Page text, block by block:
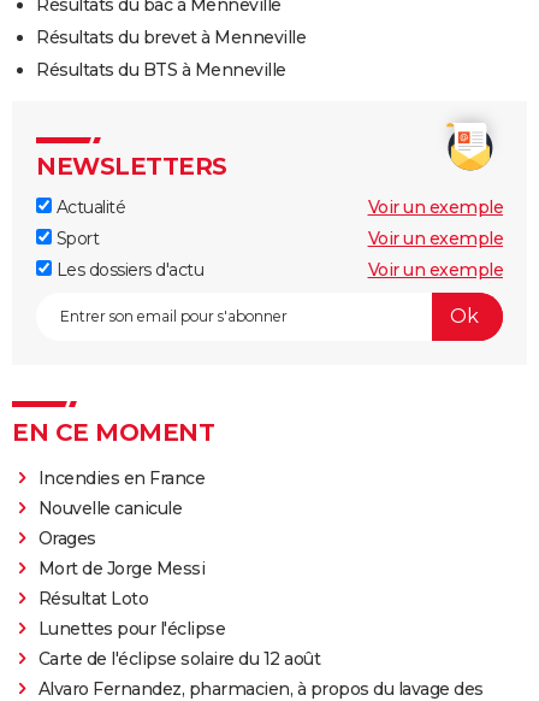
Résultats du bac à Menneville
Résultats du brevet à Menneville
Résultats du BTS à Menneville
NEWSLETTERS
Actualité
Voir un exemple
Sport
Voir un exemple
Les dossiers d'actu
Voir un exemple
EN CE MOMENT
Incendies en France
Nouvelle canicule
Orages
Mort de Jorge Messi
Résultat Loto
Lunettes pour l'éclipse
Carte de l'éclipse solaire du 12 août
Alvaro Fernandez, pharmacien, à propos du lavage des